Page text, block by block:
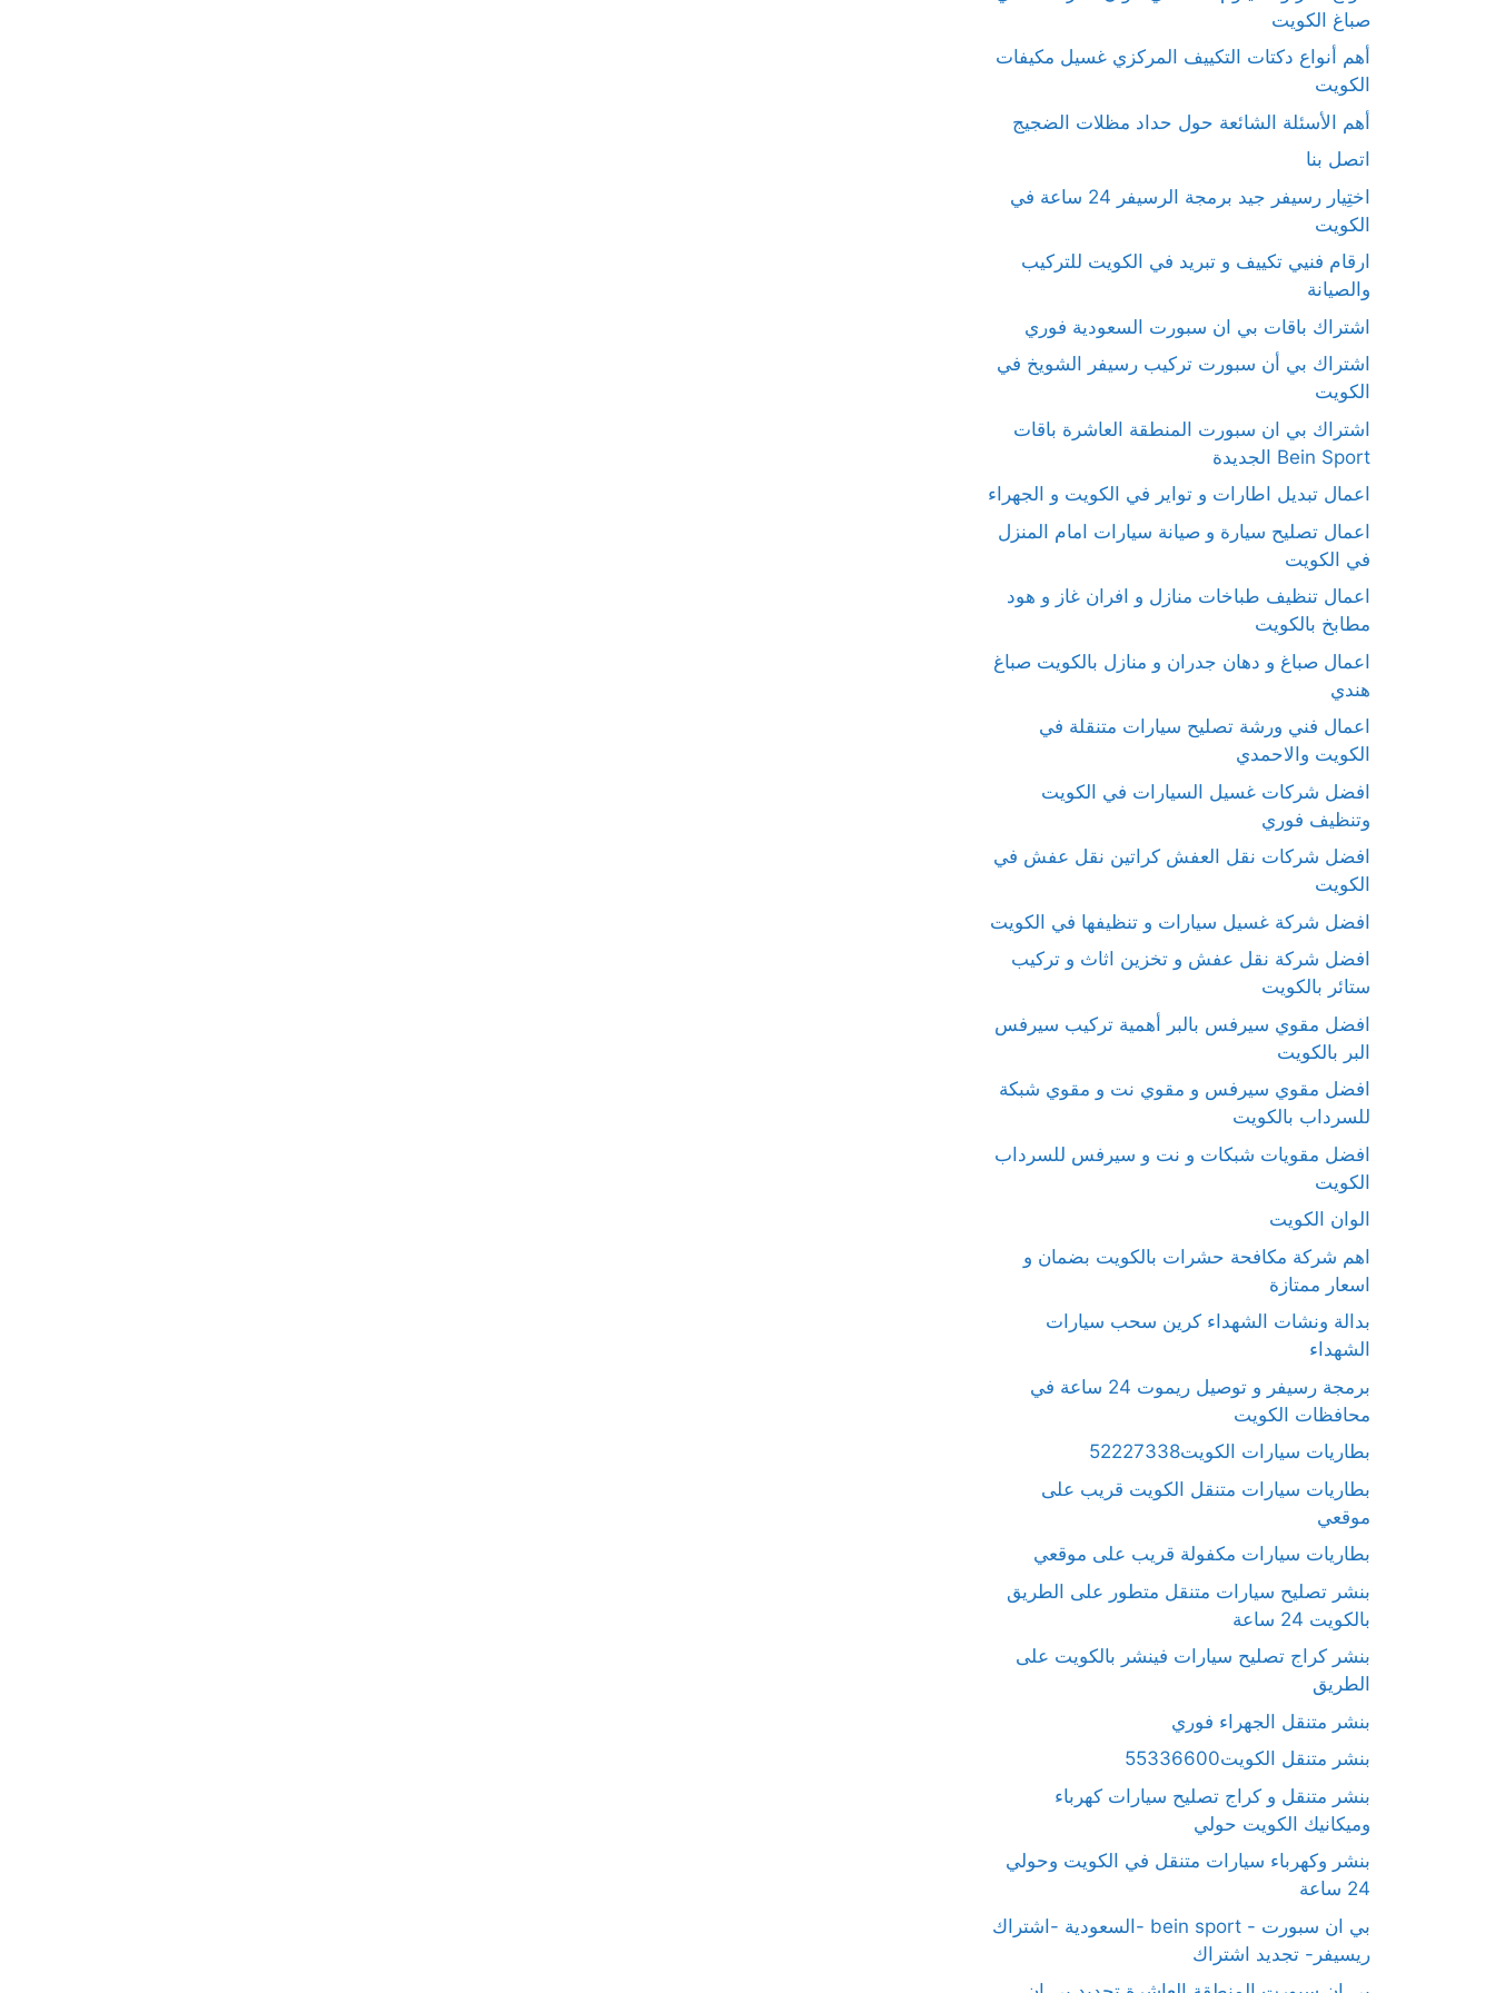
صباغ الكويت
أهم أنواع دكتات التكييف المركزي غسيل مكيفات
الكويت
أهم الأسئلة الشائعة حول حداد مظلات الضجيج
اتصل بنا
اختِيار رسيفر جيد برمجة الرسيفر 24 ساعة في
الكويت
ارقام فنيي تكييف و تبريد في الكويت للتركيب
والصيانة
اشتراك باقات بي ان سبورت السعودية فوري
اشتراك بي أن سبورت تركيب رسيفر الشويخ في
الكويت
اشتراك بي ان سبورت المنطقة العاشرة باقات
Bein Sport الجديدة
اعمال تبديل اطارات و تواير في الكويت و الجهراء
اعمال تصليح سيارة و صيانة سيارات امام المنزل
في الكويت
اعمال تنظيف طباخات منازل و افران غاز و هود
مطابخ بالكويت
اعمال صباغ و دهان جدران و منازل بالكويت صباغ
هندي
اعمال فني ورشة تصليح سيارات متنقلة في
الكويت والاحمدي
افضل شركات غسيل السيارات في الكويت
وتنظيف فوري
افضل شركات نقل العفش كراتين نقل عفش في
الكويت
افضل شركة غسيل سيارات و تنظيفها في الكويت
افضل شركة نقل عفش و تخزين اثاث و تركيب
ستائر بالكويت
افضل مقوي سيرفس بالبر أهمية تركيب سيرفس
البر بالكويت
افضل مقوي سيرفس و مقوي نت و مقوي شبكة
للسرداب بالكويت
افضل مقويات شبكات و نت و سيرفس للسرداب
الكويت
الوان الكويت
اهم شركة مكافحة حشرات بالكويت بضمان و
اسعار ممتازة
بدالة ونشات الشهداء كرين سحب سيارات
الشهداء
برمجة رسيفر و توصيل ريموت 24 ساعة في
محافظات الكويت
بطاريات سيارات الكويت52227338
بطاريات سيارات متنقل الكويت قريب على
موقعي
بطاريات سيارات مكفولة قريب على موقعي
بنشر تصليح سيارات متنقل متطور على الطريق
بالكويت 24 ساعة
بنشر كراج تصليح سيارات فينشر بالكويت على
الطريق
بنشر متنقل الجهراء فوري
بنشر متنقل الكويت55336600
بنشر متنقل و كراج تصليح سيارات كهرباء
وميكانيك الكويت حولي
بنشر وكهرباء سيارات متنقل في الكويت وحولي
24 ساعة
بي ان سبورت - bein sport -السعودية -اشتراك
ريسيفر- تجديد اشتراك